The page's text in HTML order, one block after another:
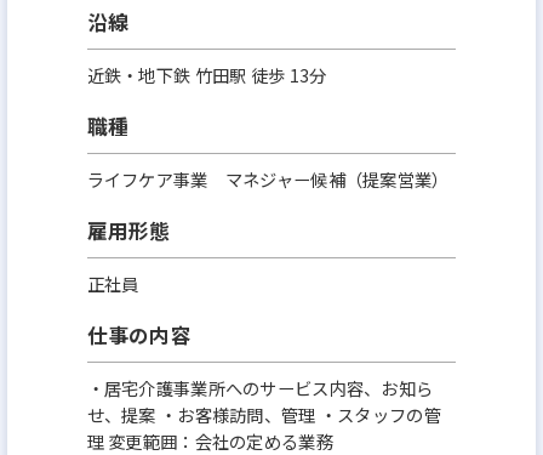
沿線
近鉄・地下鉄 竹田駅 徒歩 13分
職種
ライフケア事業 マネジャー候補（提案営業）
雇用形態
正社員
仕事の内容
・居宅介護事業所へのサービス内容、お知ら
せ、提案 ・お客様訪問、管理 ・スタッフの管
理 変更範囲：会社の定める業務